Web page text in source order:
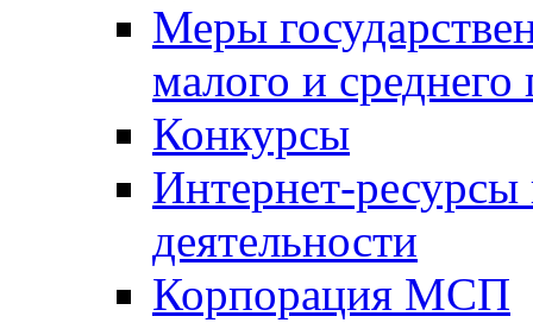
Меры
малого и среднего
Конкурсы
Интернет-
деятельности
Корпорация МСП